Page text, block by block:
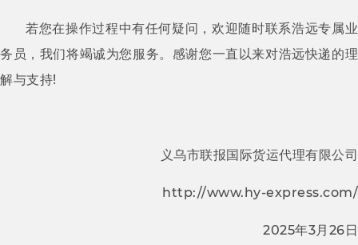
若您在操作过程中有任何疑问，欢迎随时联系浩远专属业
务员，我们将竭诚为您服务。感谢您一直以来对浩远快递的理
解与支持!
义乌市联报国际货运代理有限公司
http://www.hy-express.com/
2025年3月 26 日